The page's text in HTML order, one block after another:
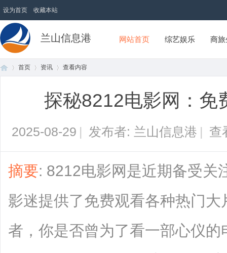
设为首页 收藏本站
兰山信息港 网站首页 综艺娱乐 商
首页 资讯 查看内容
探秘8212电影网：免
2025-08-29 | 发布者: 兰山信息港 | 查
摘要: 8212电影网是近期备受关
影迷提供了免费观看各种热门
者，你是否曾为了看一部心仪